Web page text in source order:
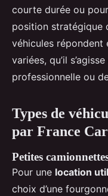
courte durée ou
position stratégique
véhicules
variées, qu’il
professionnelle ou
Types de
par France
Petites
Pour une location
choix d’une